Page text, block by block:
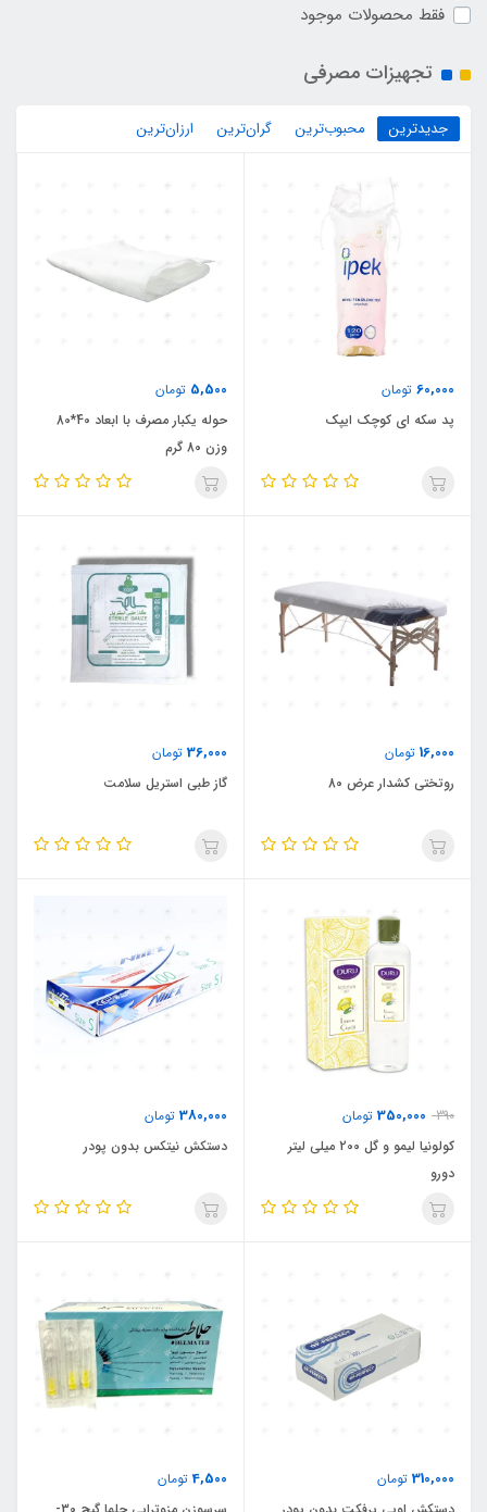
فقط محصولات موجود
تجهیزات مصرفی
جدیدترین محبوب‌ترین گران‌ترین ارزان‌ترین
60,000 تومان
پد سکه ای کوچک ایپک
5,500 تومان
حوله یکبار مصرف با ابعاد 40*80
وزن 80 گرم
16,000 تومان
روتختی کشدار عرض 80
36,000 تومان
گاز طبی استریل سلامت
390
350,000 تومان
کولونیا لیمو و گل 200 میلی لیتر
دورو
380,000 تومان
دستکش نیتکس بدون پودر
310,000 تومان
4,500تومان